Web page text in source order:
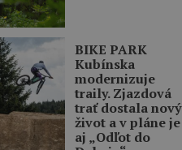
BIKE PARK
Kubínska
modernizuje
traily. Zjazdová
trať dostala nový
život a v pláne je
aj „Odľot do